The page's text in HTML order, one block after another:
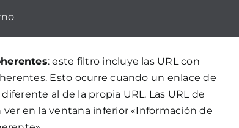
: este filtro incluye las URL con
Esto ocurre cuando un enlace de
al de la propia URL. Las URL de
en la ventana inferior «Información de